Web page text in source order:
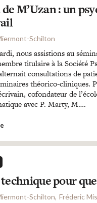
M’Uzan : un
Schilton
nous assistions au
titulaire à la Société
consultations de
théorico-cliniques.
cofondateur de
avec P. Marty, M….
pour
Schilton Fréderic